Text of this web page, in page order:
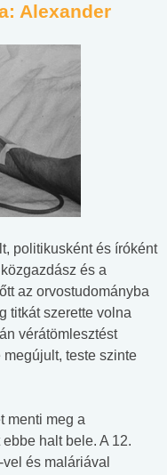
Alexander
politikusként és íróként
és a
az orvostudományba
titkát szerette volna
vérátömlesztést
teste szinte
menti meg a
halt bele. A 12.
és maláriával